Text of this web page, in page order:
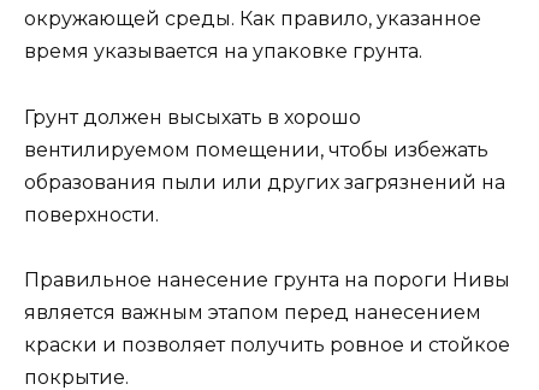
окружающей среды. Как правило, указанное
время указывается на упаковке грунта.
Грунт должен высыхать в хорошо
вентилируемом помещении, чтобы избежать
образования пыли или других загрязнений на
поверхности.
Правильное нанесение грунта на пороги Нивы
является важным этапом перед нанесением
краски и позволяет получить ровное и стойкое
покрытие.